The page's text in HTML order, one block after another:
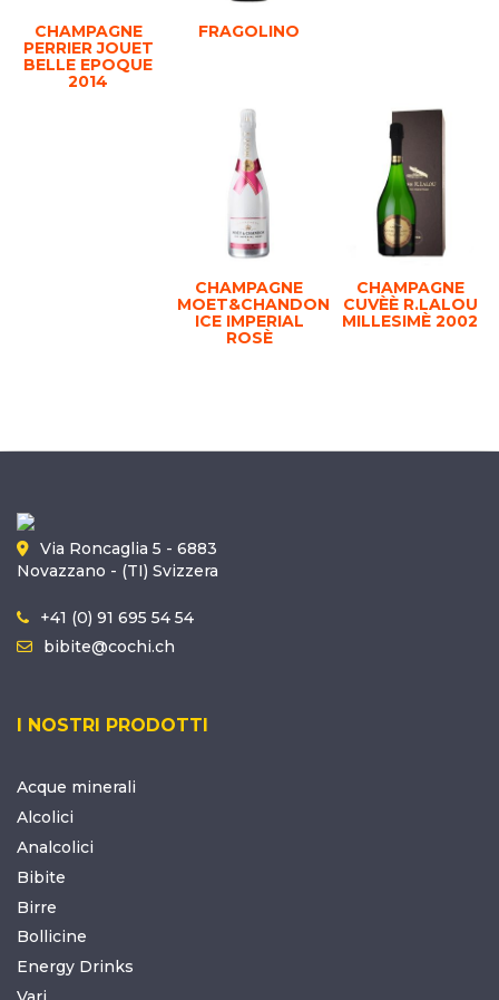
CHAMPAGNE
PERRIER JOUET
BELLE EPOQUE
2014
FRAGOLINO
CHAMPAGNE
MOET&CHANDON
ICE IMPERIAL
ROSÈ
CHAMPAGNE
CUVÈÈ R.LALOU
MILLESIMÈ 2002
Via Roncaglia 5 - 6883
Novazzano - (TI) Svizzera
+41 (0) 91 695 54 54
bibite@cochi.ch
I NOSTRI PRODOTTI
Acque minerali
Alcolici
Analcolici
Bibite
Birre
Bollicine
Energy Drinks